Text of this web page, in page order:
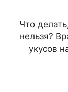
Что
нельзя?
укусов